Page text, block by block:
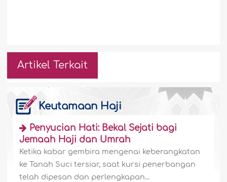
Artikel Terkait
Keutamaan Haji
Penyucian Hati: Bekal Sejati bagi
Jemaah Haji dan Umrah
Ketika kabar gembira mengenai keberangkatan
ke Tanah Suci tersiar, saat kursi penerbangan
telah dipesan dan perlengkapan...